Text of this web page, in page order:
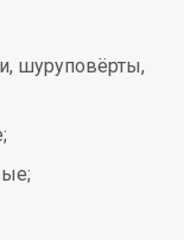
шуруповёрты,